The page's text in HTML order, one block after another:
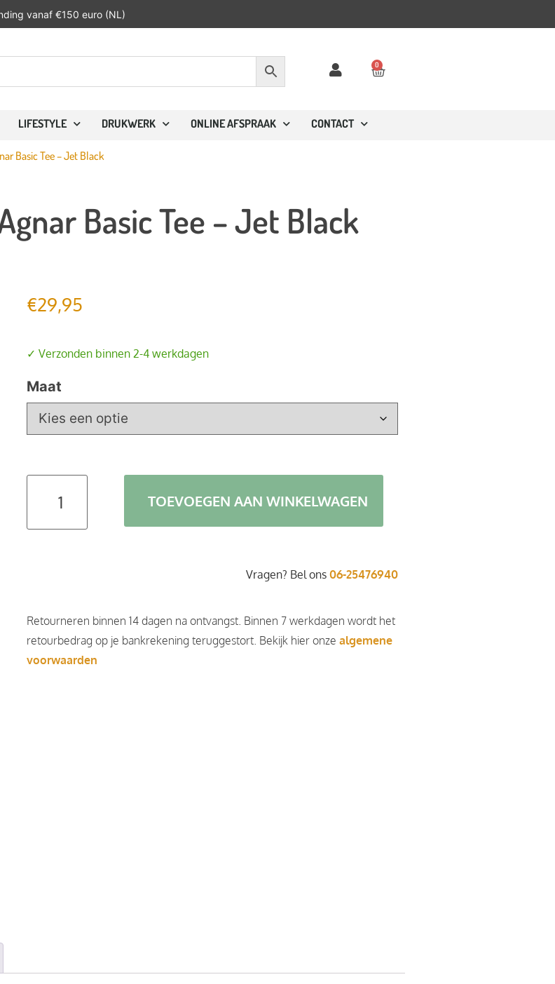
vanaf €150 euro (NL)
0
LIFESTYLE DRUKWERK ONLINE AFSPRAAK CONTACT
Basic Tee – Jet Black
Basic Tee – Jet Black
€29,95
✓ Verzonden binnen 2-4 werkdagen
Maat
TOEVOEGEN AAN WINKELWAGEN
Vragen? Bel ons 06-25476940
Retourneren binnen 14 dagen na ontvangst. Binnen 7 werkdagen wordt het
retourbedrag op je bankrekening teruggestort. Bekijk hier onze algemene
voorwaarden